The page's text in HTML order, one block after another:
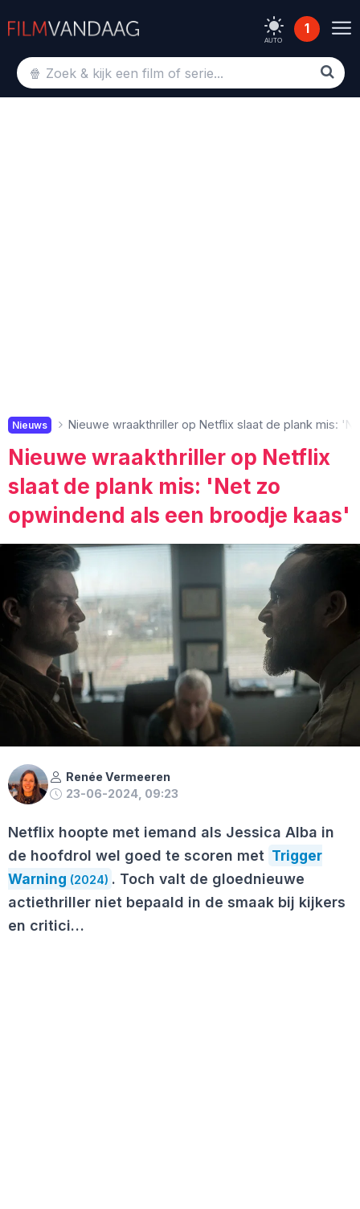
AUTO
1
Nieuws Nieuwe wraakthriller op Netflix slaat de plank mis:
Nieuwe wraakthriller op Netflix
slaat de plank mis: 'Net zo
opwindend als een broodje kaas'
Renée Vermeeren
23-06-2024, 09:23
Netflix hoopte met iemand als Jessica Alba in
de hoofdrol wel goed te scoren met Trigger
Warning (2024) . Toch valt de gloednieuwe
actiethriller niet bepaald in de smaak bij kijkers
en critici…